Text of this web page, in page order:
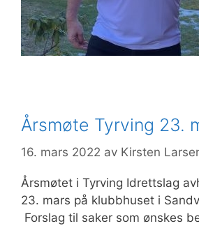
Årsmøte Tyrving 23.
16. mars 2022 av Kirsten
Årsmøtet i Tyrving Idrettslag
23. mars på klubbhuset i
Forslag til saker som ønskes